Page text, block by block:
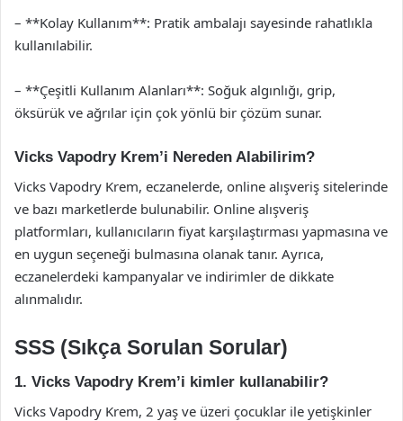
– **Kolay Kullanım**: Pratik ambalajı sayesinde rahatlıkla
kullanılabilir.
– **Çeşitli Kullanım Alanları**: Soğuk algınlığı, grip,
öksürük ve ağrılar için çok yönlü bir çözüm sunar.
Vicks Vapodry Krem’i Nereden Alabilirim?
Vicks Vapodry Krem, eczanelerde, online alışveriş sitelerinde
ve bazı marketlerde bulunabilir. Online alışveriş
platformları, kullanıcıların fiyat karşılaştırması yapmasına ve
en uygun seçeneği bulmasına olanak tanır. Ayrıca,
eczanelerdeki kampanyalar ve indirimler de dikkate
alınmalıdır.
SSS (Sıkça Sorulan Sorular)
1. Vicks Vapodry Krem’i kimler kullanabilir?
Vicks Vapodry Krem, 2 yaş ve üzeri çocuklar ile yetişkinler